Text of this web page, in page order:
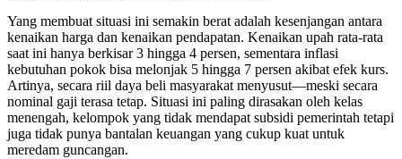
Yang membuat situasi ini semakin berat adalah kesenjangan antara
kenaikan harga dan kenaikan pendapatan. Kenaikan upah rata-rata
saat ini hanya berkisar 3 hingga 4 persen, sementara inflasi
kebutuhan pokok bisa melonjak 5 hingga 7 persen akibat efek kurs.
Artinya, secara riil daya beli masyarakat menyusut—meski secara
nominal gaji terasa tetap. Situasi ini paling dirasakan oleh kelas
menengah, kelompok yang tidak mendapat subsidi pemerintah tetapi
juga tidak punya bantalan keuangan yang cukup kuat untuk
meredam guncangan.